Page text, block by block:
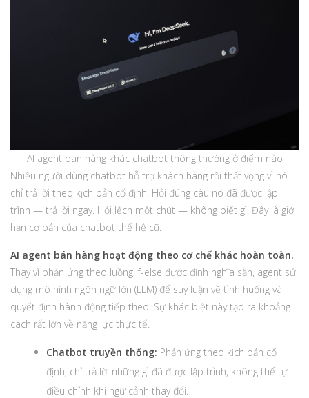
AI agent bán hàng khác chatbot thông thường ở điểm nào
Nhiều người dùng chatbot hỗ trợ khách hàng rồi thất vọng vì nó
chỉ trả lời theo kịch bản cố định. Hỏi đúng câu nó đã được lập
trình — trả lời ngay. Hỏi lệch một chút — không biết gì. Đây là giới
hạn cơ bản của chatbot thế hệ cũ.
AI agent bán hàng hoạt động theo cơ chế khác hoàn toàn.
Thay vì phản ứng theo luồng if-else được định nghĩa sẵn, agent sử
dụng mô hình ngôn ngữ lớn (LLM) để suy luận về tình huống và
quyết định hành động tiếp theo. Sự khác biệt này tạo ra khoảng
cách rất lớn về năng lực thực tế.
Chatbot truyền thống: Phản ứng theo kịch bản cố
định, chỉ trả lời những gì đã được lập trình, không thể tự
điều chỉnh khi ngữ cảnh thay đổi.